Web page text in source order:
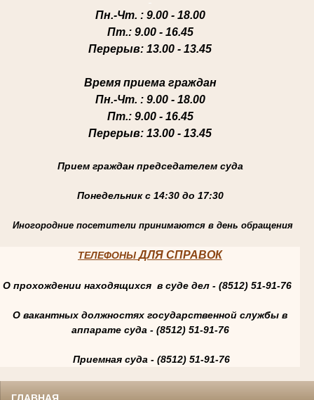
Пн.-Чт. : 9.00 - 18.00
Пт.: 9.00 - 16.45
Перерыв: 13.00 - 13.45
Время приема граждан
Пн.-Чт. : 9.00 - 18.00
Пт.: 9.00 - 16.45
Перерыв: 13.00 - 13.45
Прием граждан председателем суда
Понедельник с 14:30 до 17:30
Иногородние посетители принимаются в день обращения
ТЕЛЕФОНЫДЛЯ СПРАВОК
О прохождении находящихся в суде дел - (8512) 51-91-76
О вакантных должностях государственной службы в
аппарате суда - (8512) 51-91-76
Приемная суда - (8512) 51-91-76